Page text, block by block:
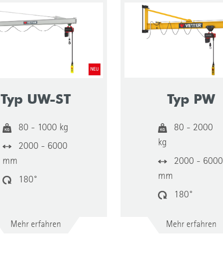
Typ UW-ST
80 - 1000 kg
2000 - 6000
mm
180°
Mehr erfahren
Typ PW
80 - 2000
kg
2000 - 6000
mm
180°
Mehr erfahren